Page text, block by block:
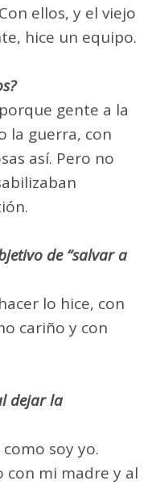
ellos, y el viejo
hice un equipo.
gente a la
la guerra, con
así. Pero no
de “salvar a
lo hice, con
cariño y con
dejar la
soy yo.
con mi madre y al